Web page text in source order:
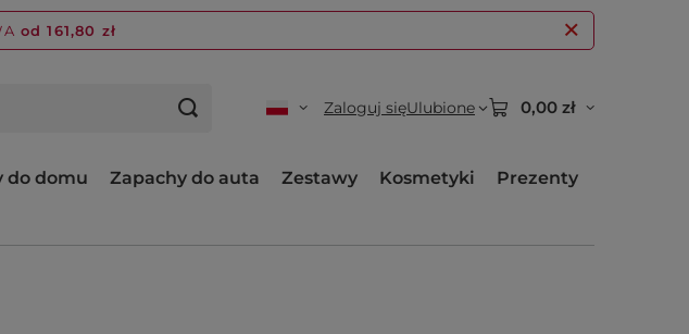
od 161,80 zł
Zaloguj sięUlubione 0,00 zł
do domu Zapachy do auta Zestawy Kosmetyki
Prezenty